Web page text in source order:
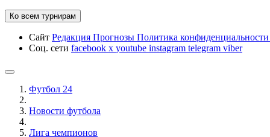
Ко всем турнирам
Сайт Редакция Прогнозы Политика конфиденциальности
Соц. сети facebook x youtube instagram telegram viber
Футбол 24
Новости футбола
Лига чемпионов